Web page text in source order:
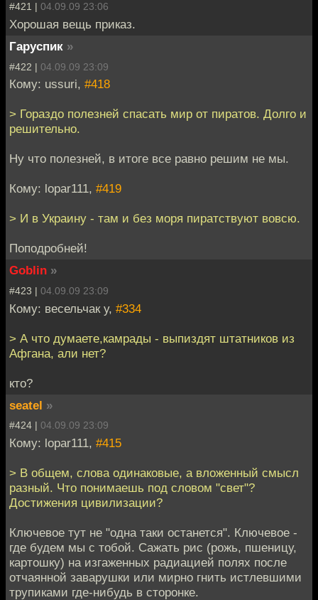
#421 | 04.09.09 23:06
Хорошая вещь приказ.
Гаруспик »
#422 | 04.09.09 23:09
Кому: ussuri, #418
> Гораздо полезней спасать мир от пиратов. Долго и
решительно.
Ну что полезней, в итоге все равно решим не мы.
Кому: lopar111, #419
> И в Украину - там и без моря пиратствуют вовсю.
Поподробней!
Goblin »
#423 | 04.09.09 23:09
Кому: весельчак у, #334
> А что думаете,камрады - выпиздят штатников из
Афгана, али нет?
кто?
seatel »
#424 | 04.09.09 23:09
Кому: lopar111, #415
> В общем, слова одинаковые, а вложенный смысл
разный. Что понимаешь под словом "свет"?
Достижения цивилизации?
Ключевое тут не "одна таки останется". Ключевое -
где будем мы с тобой. Сажать рис (рожь, пшеницу,
картошку) на изгаженных радиацией полях после
отчаянной заварушки или мирно гнить истлевшими
трупиками где-нибудь в сторонке.